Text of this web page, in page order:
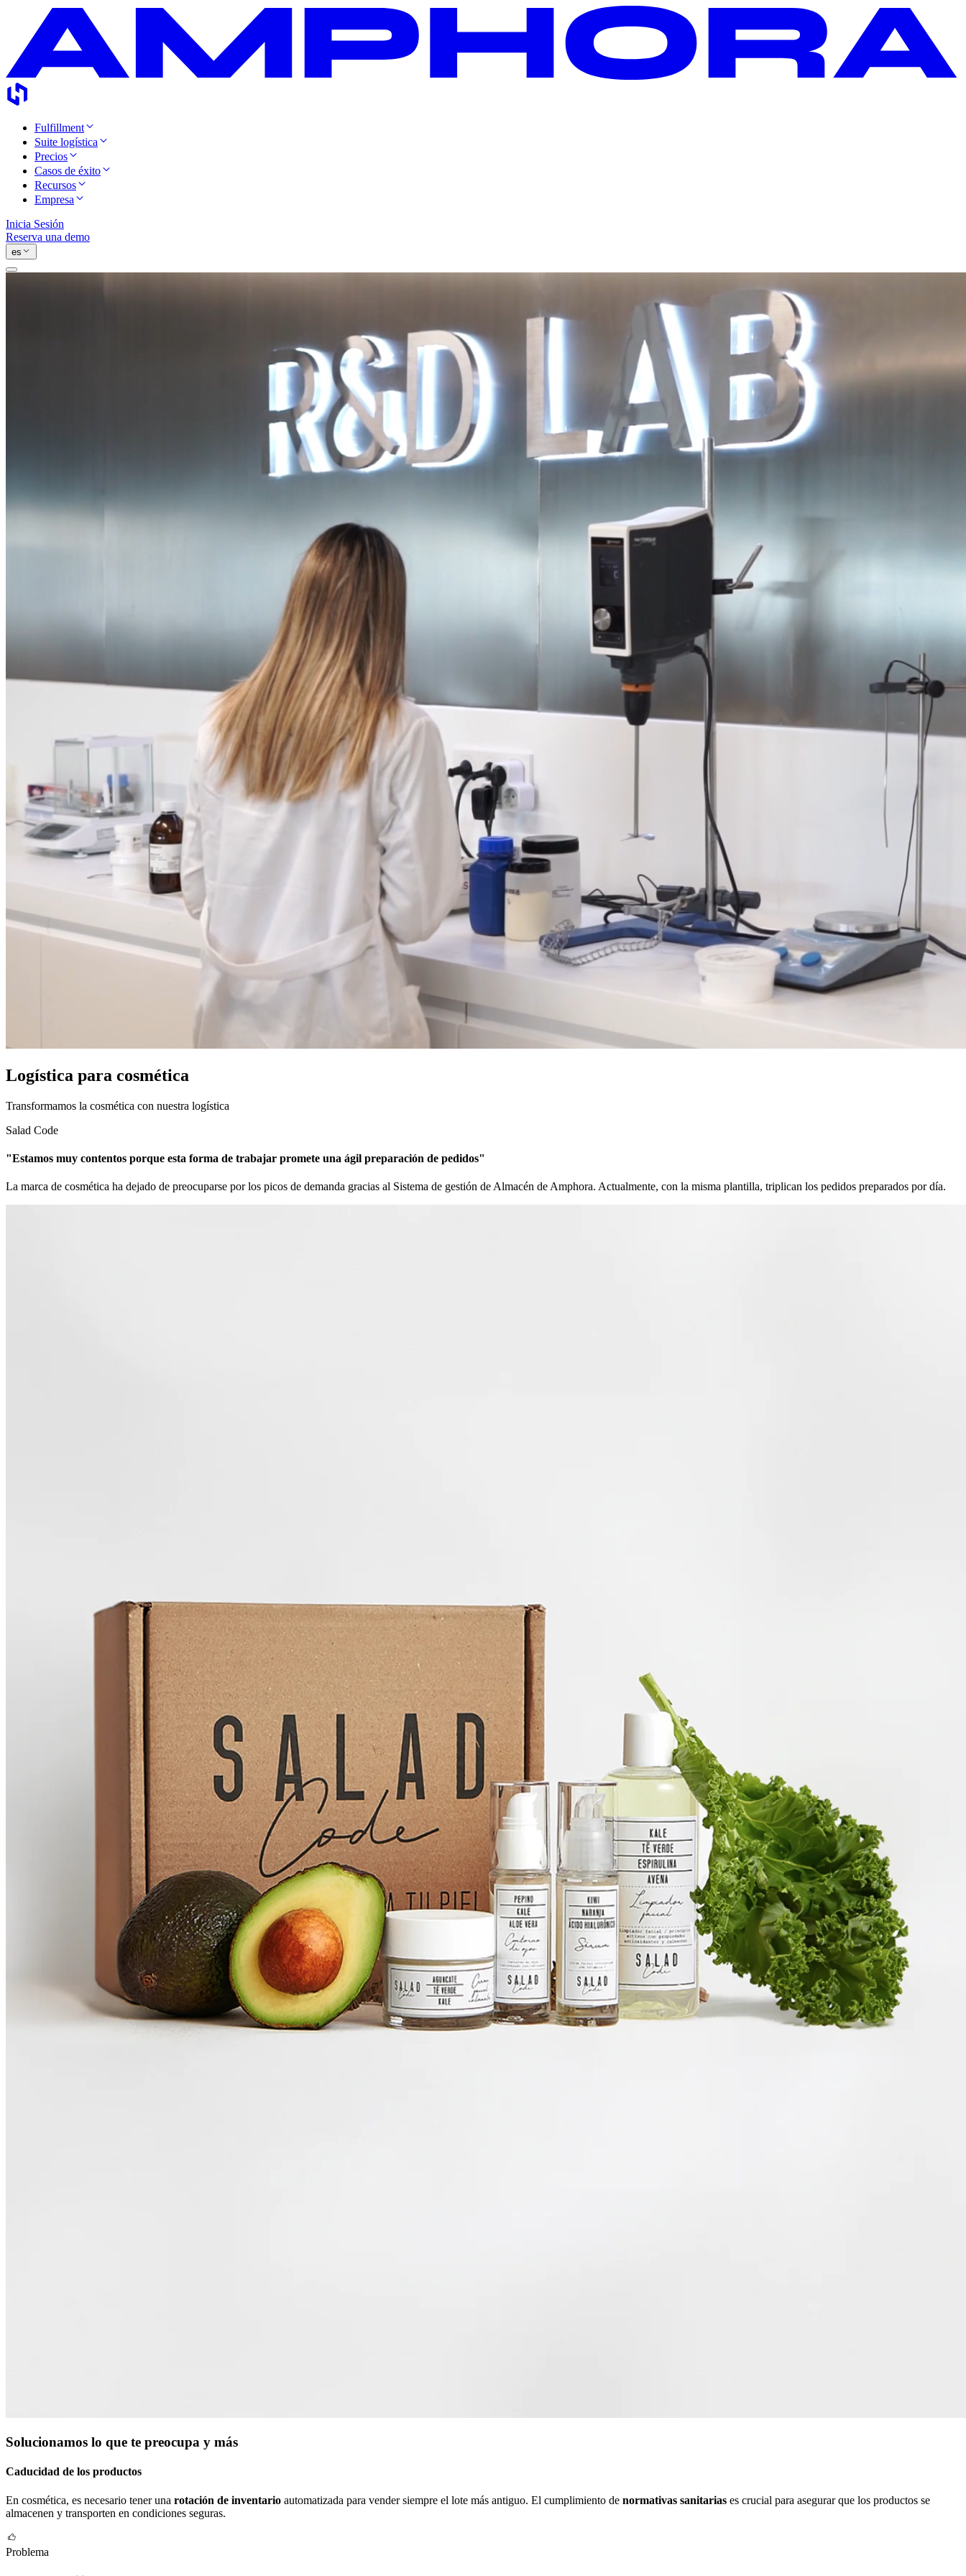
Fulfillment
Suite logística
Precios
Casos de éxito
Recursos
Empresa
Inicia Sesión
Reserva una demo
es
Logística para cosmética
Transformamos la cosmética con nuestra logística
Salad Code
"Estamos muy contentos porque esta forma de trabajar promete una ágil preparación de pedidos"
La marca de cosmética ha dejado de preocuparse por los picos de demanda gracias al Sistema de gestión de Almacén de Amphora. Actualmente, con la misma plantilla, triplican los pedidos preparados por día.
Solucionamos lo que te preocupa y más
Caducidad de los productos
En cosmética, es necesario tener una rotación de inventario automatizada para vender siempre el lote más antiguo. El cumplimiento de normativas sanitarias es crucial para asegurar que los productos se
almacenen y transporten en condiciones seguras.
Problema